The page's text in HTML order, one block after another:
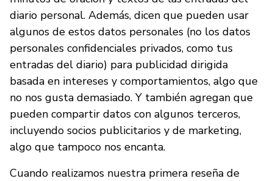
diario personal. Además, dicen que pueden usar
algunos de estos datos personales (no los datos
personales confidenciales privados, como tus
entradas del diario) para publicidad dirigida
basada en intereses y comportamientos, algo que
no nos gusta demasiado. Y también agregan que
pueden compartir datos con algunos terceros,
incluyendo socios publicitarios y de marketing,
algo que tampoco nos encanta.
Cuando realizamos nuestra primera reseña de